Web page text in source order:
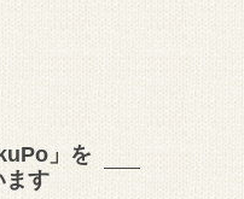
」を
ます